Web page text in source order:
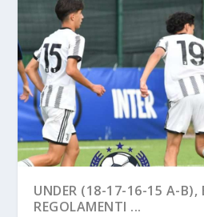
UNDER (18-17-16-15 A-B),
REGOLAMENTI ...